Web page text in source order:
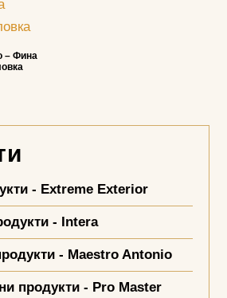
– Фина
- Extreme Exterior
- Intera
- Maestro Antonio
продукти - Pro Master